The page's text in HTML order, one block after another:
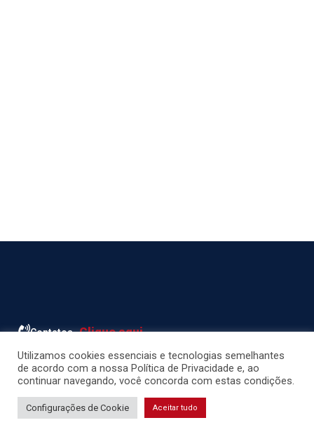
Contatos Clique aqui
Links Úteis
CFESS
Utilizamos cookies essenciais e tecnologias semelhantes
de acordo com a nossa Política de Privacidade e, ao
continuar navegando, você concorda com estas condições.
Configurações de Cookie Aceitar tudo